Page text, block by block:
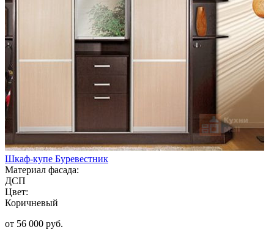
Шкаф-купе Буревестник
Материал фасада:
ДСП
Цвет:
Коричневый
от 56 000 руб.